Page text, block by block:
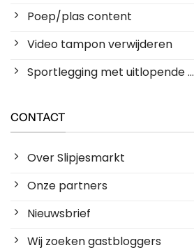
Poep/plas content
Video tampon verwijderen
Sportlegging met uitlopende ...
CONTACT
Over Slipjesmarkt
Onze partners
Nieuwsbrief
Wij zoeken gastbloggers